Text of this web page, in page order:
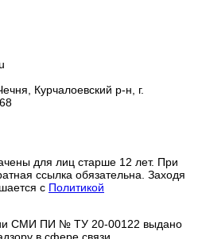
Курчалоевский р-н, г.
для лиц старше 12 лет. При
ссылка обязательна. Заходя
с Политикой